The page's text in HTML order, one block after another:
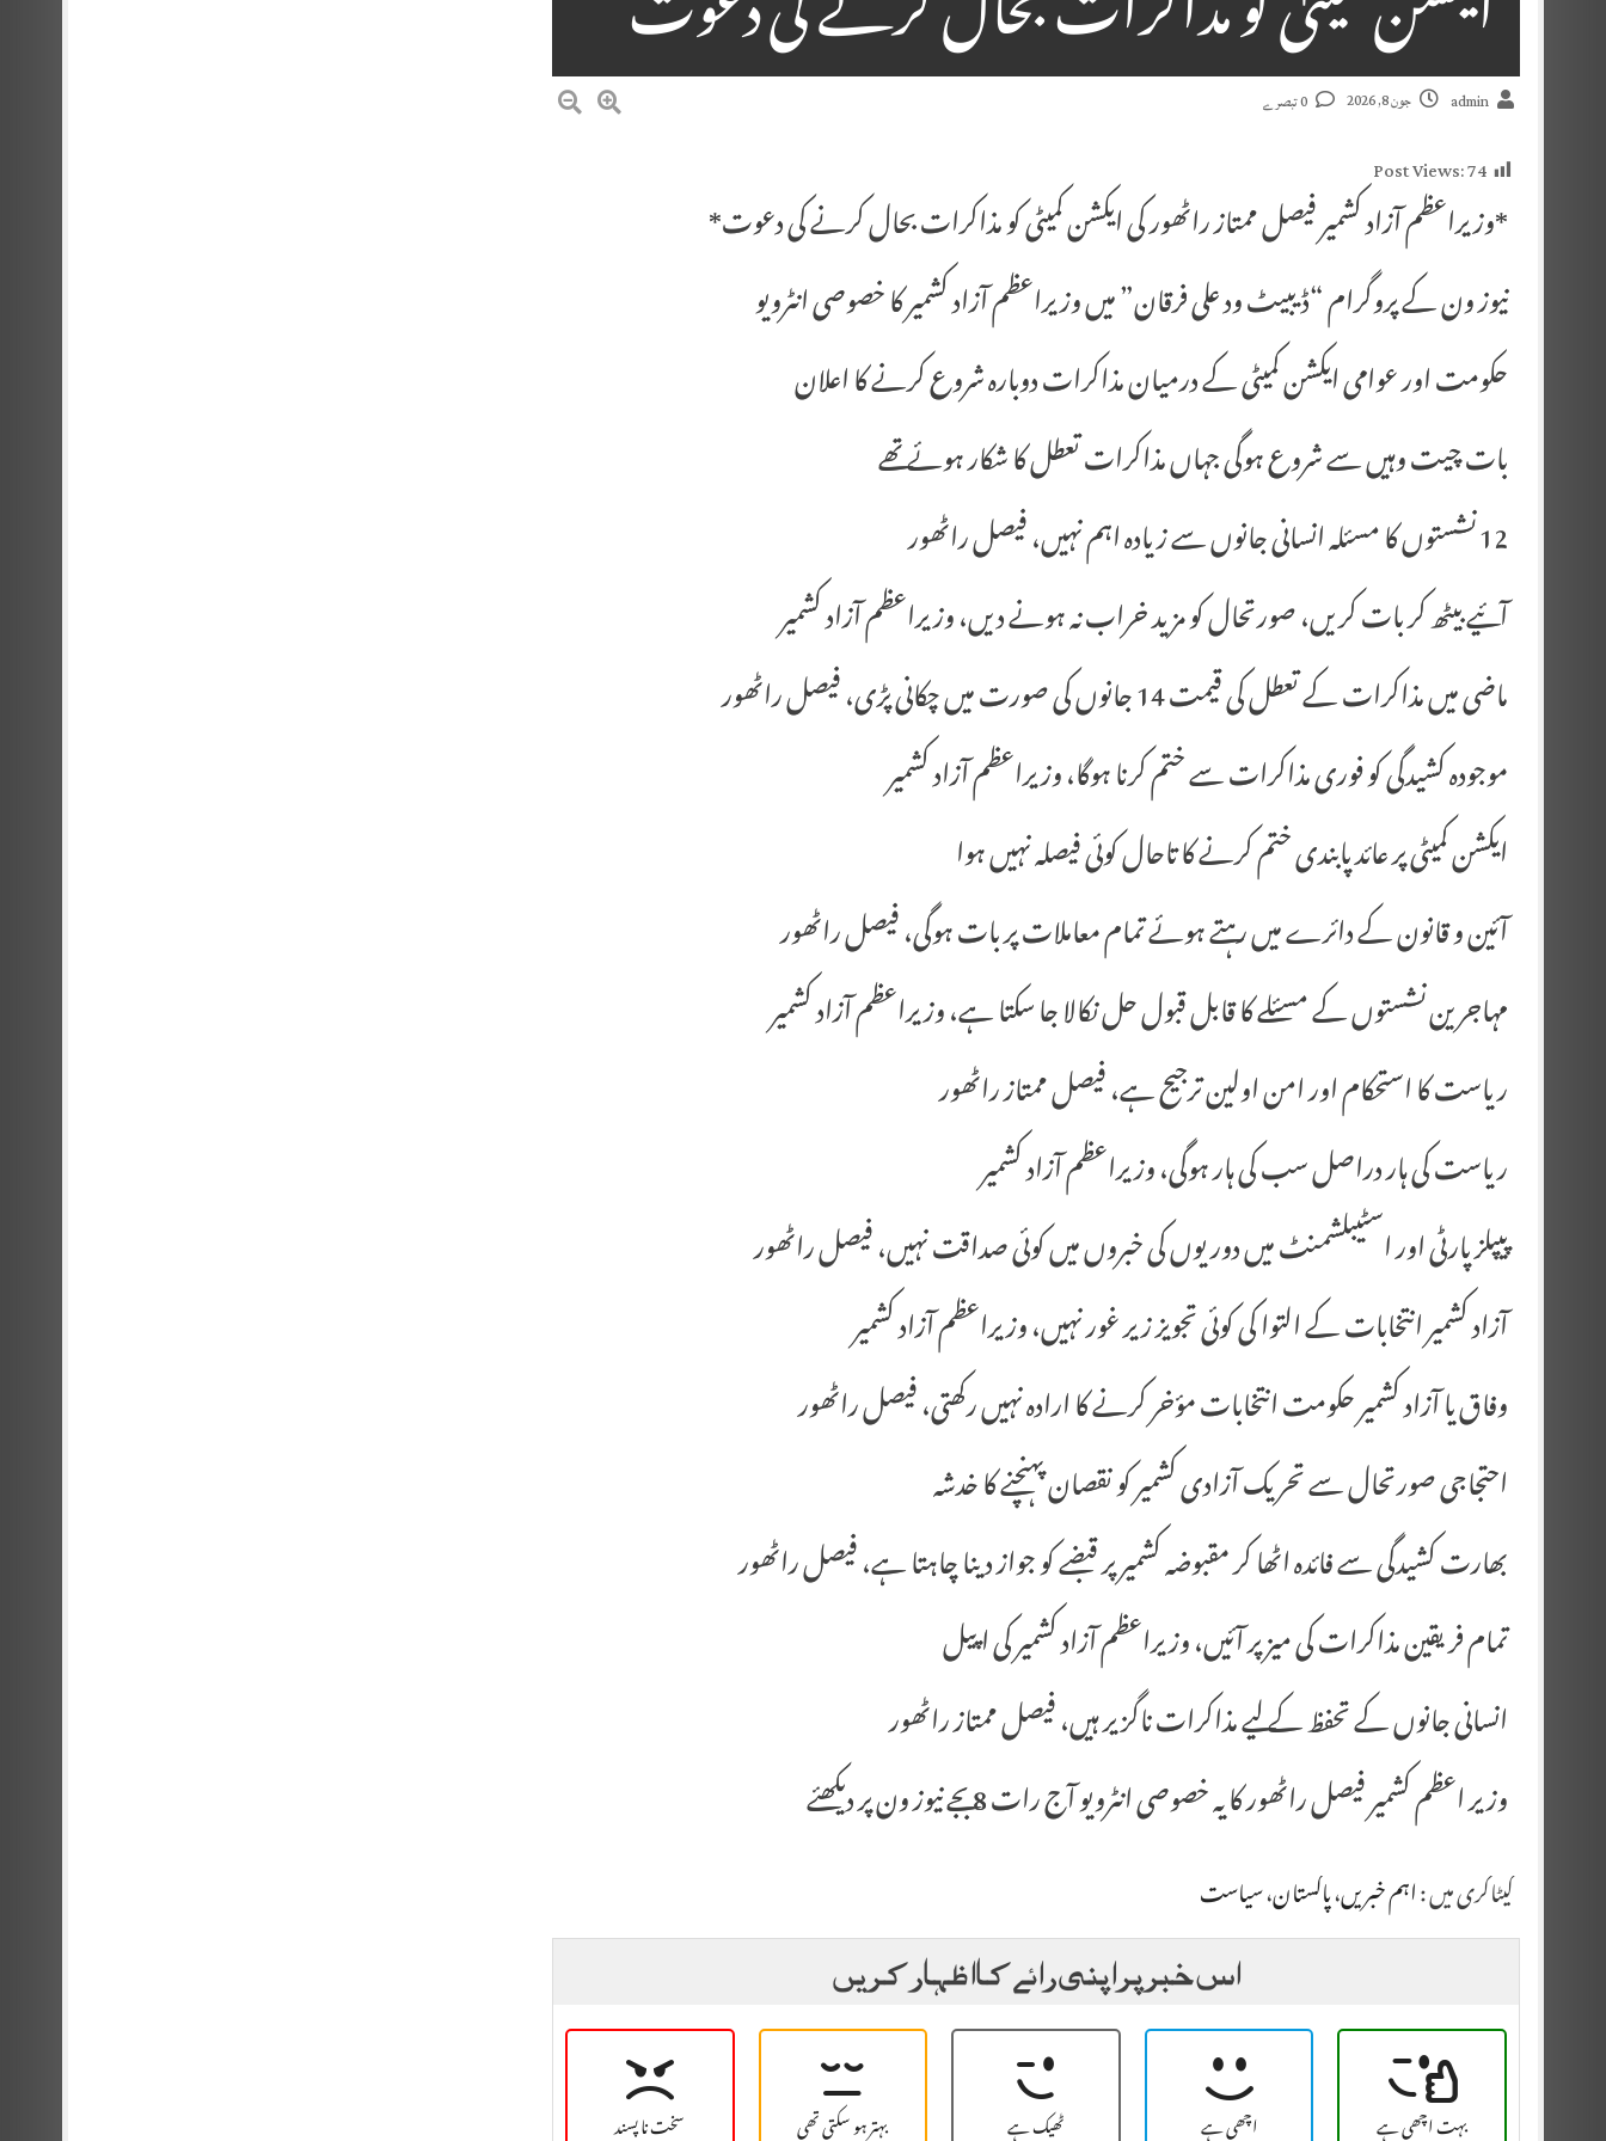
admin جون 8, 2026
Post Views:74
*وزیراعظم آزاد کشمیر فیصل ممتاز راٹھور کی ایکشن کمیٹی کو مذاکرات بحال کرنے کی دعوت*
نیوز ون کے پروگرام “ڈیبیٹ ود علی فرقان” میں وزیراعظم آزاد کشمیر کا خصوصی انٹرویو
حکومت اور عوامی ایکشن کمیٹی کے درمیان مذاکرات دوبارہ شروع کرنے کا اعلان
بات چیت وہیں سے شروع ہوگی جہاں مذاکرات تعطل کا شکار ہوئے تھے
12 نشستوں کا مسئلہ انسانی جانوں سے زیادہ اہم نہیں، فیصل راٹھور
آئیے بیٹھ کر بات کریں، صورتحال کو مزید خراب نہ ہونے دیں، وزیراعظم آزاد کشمیر
ماضی میں مذاکرات کے تعطل کی قیمت 14 جانوں کی صورت میں چکانی پڑی، فیصل راٹھور
موجودہ کشیدگی کو فوری مذاکرات سے ختم کرنا ہوگا، وزیراعظم آزاد کشمیر
ایکشن کمیٹی پر عائد پابندی ختم کرنے کا تاحال کوئی فیصلہ نہیں ہوا
آئین و قانون کے دائرے میں رہتے ہوئے تمام معاملات پر بات ہوگی، فیصل راٹھور
مہاجرین نشستوں کے مسئلے کا قابل قبول حل نکالا جا سکتا ہے، وزیراعظم آزاد کشمیر
ریاست کا استحکام اور امن اولین ترجیح ہے، فیصل ممتاز راٹھور
ریاست کی ہار دراصل سب کی ہار ہوگی، وزیراعظم آزاد کشمیر
پیپلز پارٹی اور اسٹیبلشمنٹ میں دوریوں کی خبروں میں کوئی صداقت نہیں، فیصل راٹھور
آزاد کشمیر انتخابات کے التوا کی کوئی تجویز زیر غور نہیں، وزیراعظم آزاد کشمیر
وفاق یا آزاد کشمیر حکومت انتخابات مؤخر کرنے کا ارادہ نہیں رکھتی، فیصل راٹھور
احتجاجی صورتحال سے تحریک آزادی کشمیر کو نقصان پہنچنے کا خدشہ
بھارت کشیدگی سے فائدہ اٹھا کر مقبوضہ کشمیر پر قبضے کو جواز دینا چاہتا ہے، فیصل راٹھور
تمام فریقین مذاکرات کی میز پر آئیں، وزیراعظم آزاد کشمیر کی اپیل
انسانی جانوں کے تحفظ کے لیے مذاکرات ناگزیر ہیں، فیصل ممتاز راٹھور
وزیر اعظم کشمیر فیصل راٹھور کا یہ خصوصی انٹرویو آج رات 8 بجے نیوز ون پر دیکھئے
کیٹاگری میں :اہم خبریں،پاکستان،سیاست
اس خبر پر اپنی رائے کا اظہار کریں
سخت نا پسند بہتر ہو سکتی تھی ٹھیک ہے اچھی ہے بہت اچھی ہے